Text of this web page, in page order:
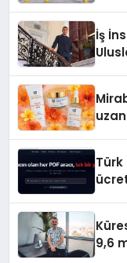
İş
Türk
9,6